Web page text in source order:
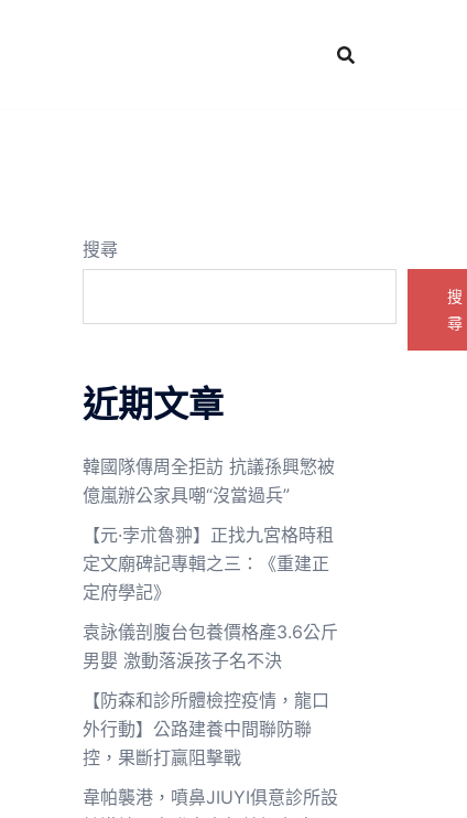
搜尋
搜
尋
近期文章
韓國隊傳周全拒訪 抗議孫興慜被
億嵐辦公家具嘲“沒當過兵”
【元·孛朮魯翀】正找九宮格時租
定文廟碑記專輯之三：《重建正
定府學記》
袁詠儀剖腹台包養價格產3.6公斤
男嬰 激動落淚孩子名不決
【防森和診所體檢控疫情，龍口
外行動】公路建養中間聯防聯
控，果斷打贏阻擊戰
韋帕襲港，噴鼻JIUYI俱意診所設